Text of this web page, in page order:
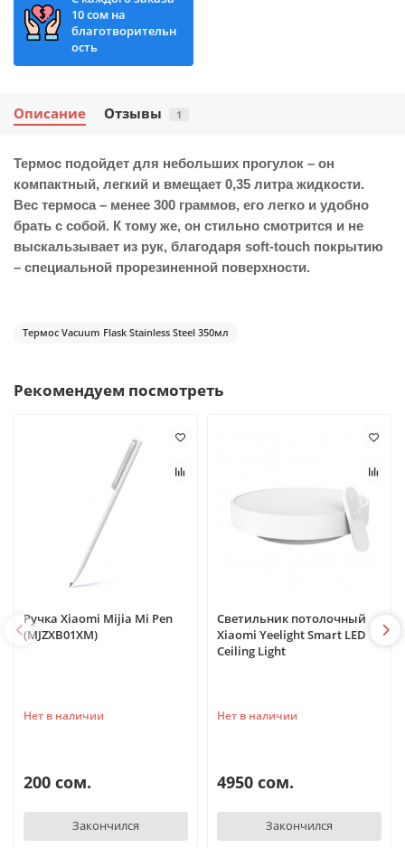
10 сом на
благотворительн
ость
Описание Отзывы 1
Термос подойдет для небольших прогулок – он
компактный, легкий и вмещает 0,35 литра жидкости.
Вес термоса – менее 300 граммов, его легко и удобно
брать с собой. К тому же, он стильно смотрится и не
выскальзывает из рук, благодаря soft-touch покрытию
– специальной прорезиненной поверхности.
Термос Vacuum Flask Stainless Steel 350мл
Рекомендуем посмотреть
Ручка Xiaomi Mijia Mi Pen
(MJZXB01XM)
Нет в наличии
200 сом.
Закончился
Светильник потолочный
Xiaomi Yeelight Smart LED
Ceiling Light
Нет в наличии
4950 сом.
Закончился